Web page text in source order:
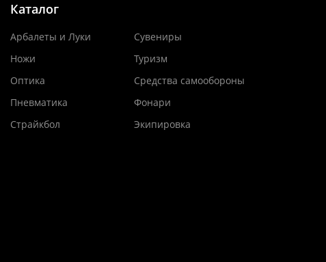
Каталог
Арбалеты и Луки
Ножи
Оптика
Пневматика
Страйкбол
Сувениры
Туризм
Средства самообороны
Фонари
Экипировка